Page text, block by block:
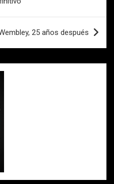
ar
tir
25 años después